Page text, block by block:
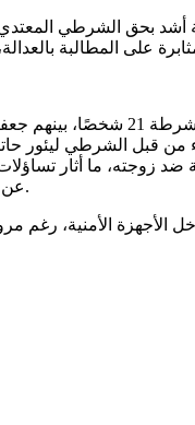
أشد بحق الشرطي
تعود أحداث القضية إلى مظاهرة تضامنية مع غزة أقيمت في مدينة حيفا في
ضد زوجته، ما أثار
عن اتخاذ إجراءات بحقه في حينه.